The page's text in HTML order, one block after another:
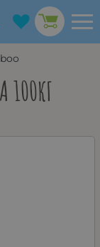
100КГ